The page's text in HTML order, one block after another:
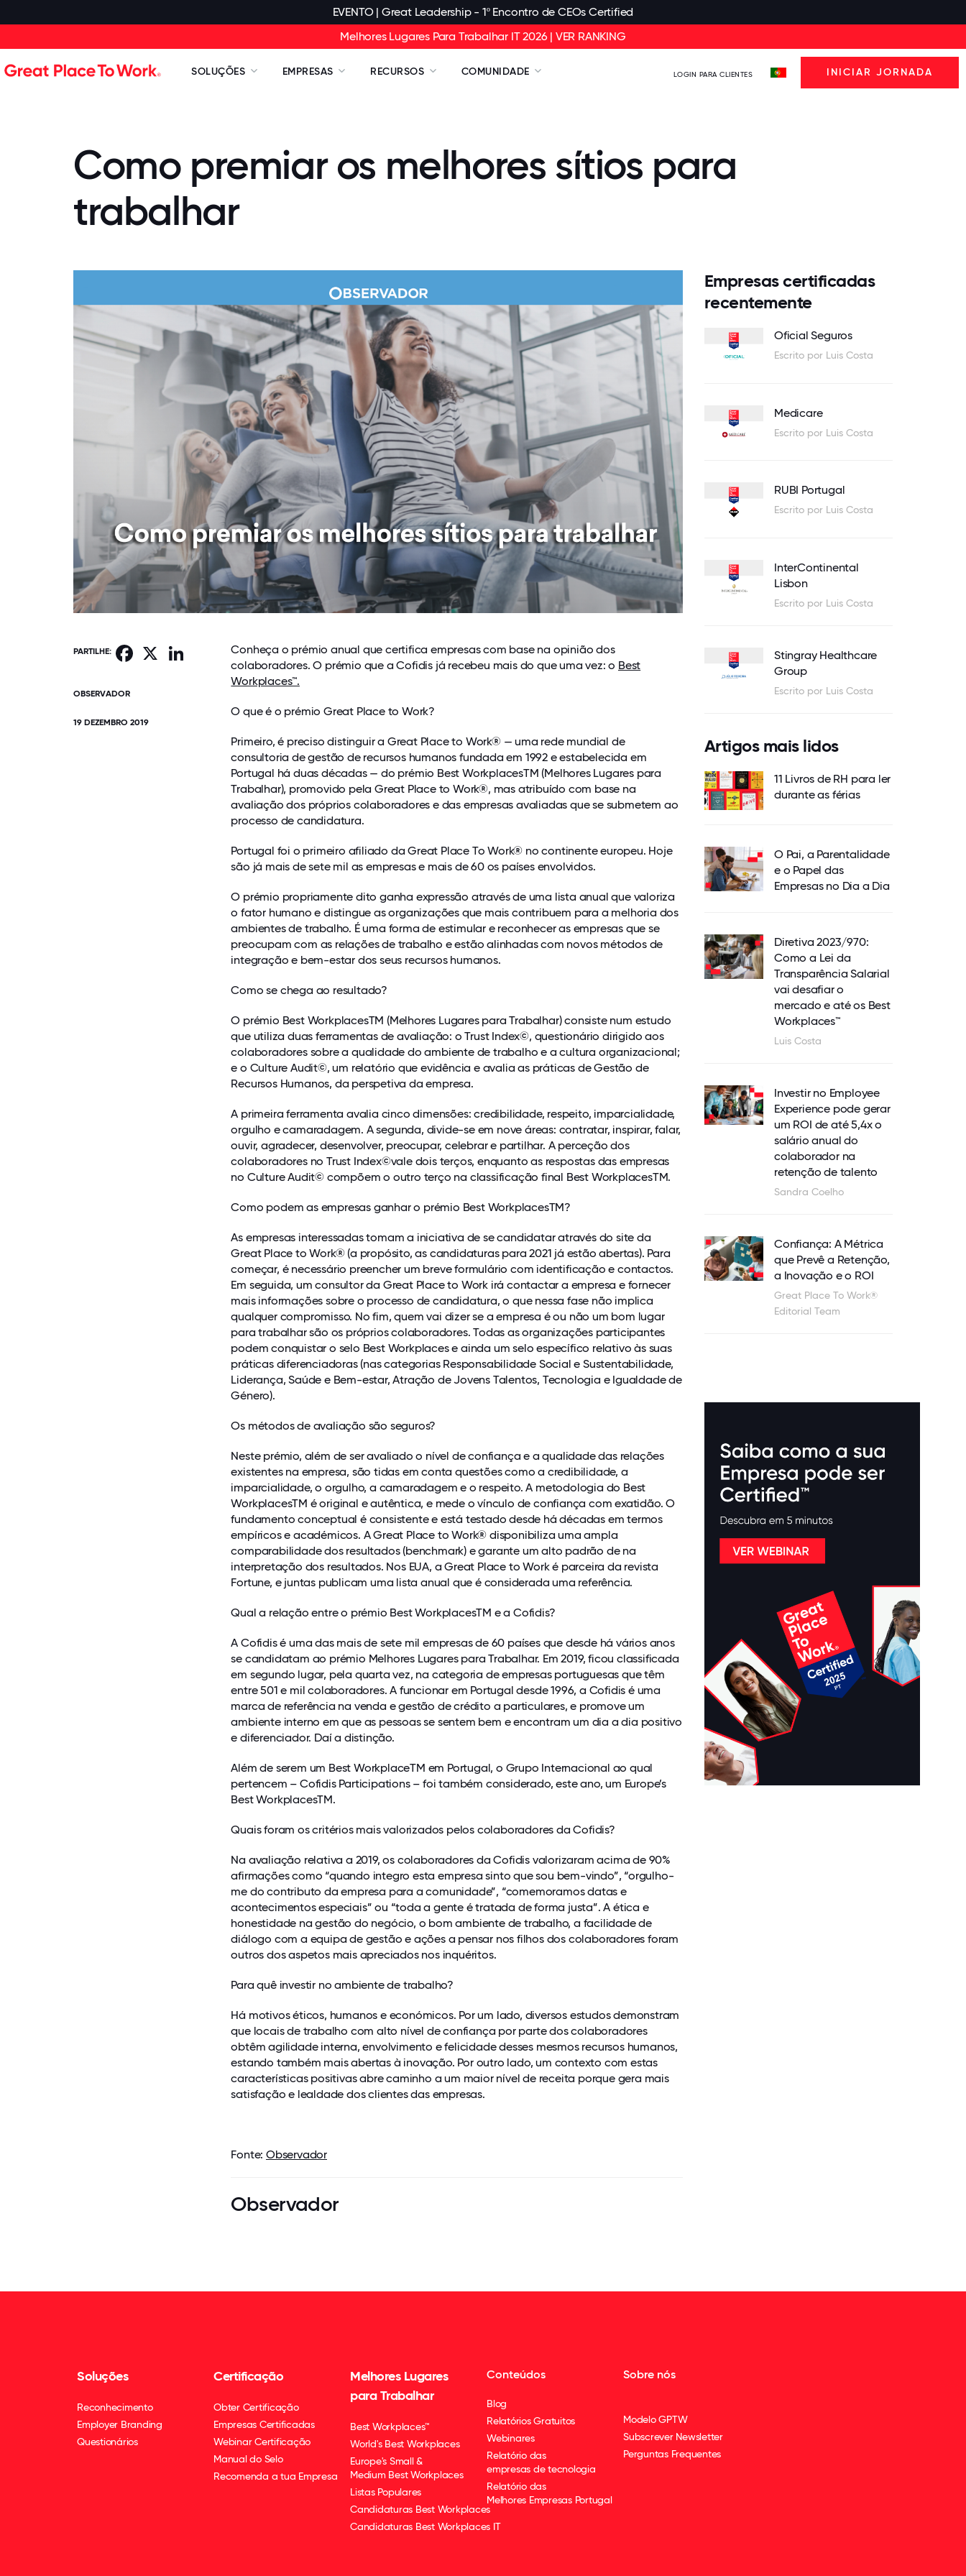
EVENTO | Great Leadership - 1º Encontro de CEOs Certified
Melhores Lugares Para Trabalhar IT 2026 | VER RANKING
SOLUÇÕES EMPRESAS RECURSOS COMUNIDADE LOGIN PARA CLIENTES INICIAR JORNADA
Como premiar os melhores sítios para
trabalhar
PARTILHE: Facebook
OBSERVADOR
19 DEZEMBRO 2019
Conheça o prémio anual que certifica empresas com base na opinião dos
colaboradores. O prémio que a Cofidis já recebeu mais do que uma vez: o Best
Workplaces™.
O que é o prémio Great Place to Work?
Primeiro, é preciso distinguir a Great Place to Work® — uma rede mundial de
consultoria de gestão de recursos humanos fundada em 1992 e estabelecida em
Portugal há duas décadas — do prémio Best WorkplacesTM (Melhores Lugares para
Trabalhar), promovido pela Great Place to Work®, mas atribuído com base na
avaliação dos próprios colaboradores e das empresas avaliadas que se submetem ao
processo de candidatura.
Portugal foi o primeiro afiliado da Great Place To Work® no continente europeu. Hoje
são já mais de sete mil as empresas e mais de 60 os países envolvidos.
O prémio propriamente dito ganha expressão através de uma lista anual que valoriza
o fator humano e distingue as organizações que mais contribuem para a melhoria dos
ambientes de trabalho. É uma forma de estimular e reconhecer as empresas que se
preocupam com as relações de trabalho e estão alinhadas com novos métodos de
integração e bem-estar dos seus recursos humanos.
Como se chega ao resultado?
O prémio Best WorkplacesTM (Melhores Lugares para Trabalhar) consiste num estudo
que utiliza duas ferramentas de avaliação: o Trust Index©, questionário dirigido aos
colaboradores sobre a qualidade do ambiente de trabalho e a cultura organizacional;
e o Culture Audit©, um relatório que evidência e avalia as práticas de Gestão de
Recursos Humanos, da perspetiva da empresa.
A primeira ferramenta avalia cinco dimensões: credibilidade, respeito, imparcialidade,
orgulho e camaradagem. A segunda, divide-se em nove áreas: contratar, inspirar, falar,
ouvir, agradecer, desenvolver, preocupar, celebrar e partilhar. A perceção dos
colaboradores no Trust Index©vale dois terços, enquanto as respostas das empresas
no Culture Audit© compõem o outro terço na classificação final Best WorkplacesTM.
Como podem as empresas ganhar o prémio Best WorkplacesTM?
As empresas interessadas tomam a iniciativa de se candidatar através do site da
Great Place to Work® (a propósito, as candidaturas para 2021 já estão abertas). Para
começar, é necessário preencher um breve formulário com identificação e contactos.
Em seguida, um consultor da Great Place to Work irá contactar a empresa e fornecer
mais informações sobre o processo de candidatura, o que nessa fase não implica
qualquer compromisso. No fim, quem vai dizer se a empresa é ou não um bom lugar
para trabalhar são os próprios colaboradores. Todas as organizações participantes
podem conquistar o selo Best Workplaces e ainda um selo específico relativo às suas
práticas diferenciadoras (nas categorias Responsabilidade Social e Sustentabilidade,
Liderança, Saúde e Bem-estar, Atração de Jovens Talentos, Tecnologia e Igualdade de
Género).
Os métodos de avaliação são seguros?
Neste prémio, além de ser avaliado o nível de confiança e a qualidade das relações
existentes na empresa, são tidas em conta questões como a credibilidade, a
imparcialidade, o orgulho, a camaradagem e o respeito. A metodologia do Best
WorkplacesTM é original e autêntica, e mede o vínculo de confiança com exatidão. O
fundamento conceptual é consistente e está testado desde há décadas em termos
empíricos e académicos. A Great Place to Work® disponibiliza uma ampla
comparabilidade dos resultados (benchmark) e garante um alto padrão de na
interpretação dos resultados. Nos EUA, a Great Place to Work é parceira da revista
Fortune, e juntas publicam uma lista anual que é considerada uma referência.
Qual a relação entre o prémio Best WorkplacesTM e a Cofidis?
A Cofidis é uma das mais de sete mil empresas de 60 países que desde há vários anos
se candidatam ao prémio Melhores Lugares para Trabalhar. Em 2019, ficou classificada
em segundo lugar, pela quarta vez, na categoria de empresas portuguesas que têm
entre 501 e mil colaboradores. A funcionar em Portugal desde 1996, a Cofidis é uma
marca de referência na venda e gestão de crédito a particulares, e promove um
ambiente interno em que as pessoas se sentem bem e encontram um dia a dia positivo
e diferenciador. Daí a distinção.
Além de serem um Best WorkplaceTM em Portugal, o Grupo Internacional ao qual
pertencem – Cofidis Participations – foi também considerado, este ano, um Europe’s
Best WorkplacesTM.
Quais foram os critérios mais valorizados pelos colaboradores da Cofidis?
Na avaliação relativa a 2019, os colaboradores da Cofidis valorizaram acima de 90%
afirmações como “quando integro esta empresa sinto que sou bem-vindo”, “orgulho-
me do contributo da empresa para a comunidade”, “comemoramos datas e
acontecimentos especiais” ou “toda a gente é tratada de forma justa”. A ética e
honestidade na gestão do negócio, o bom ambiente de trabalho, a facilidade de
diálogo com a equipa de gestão e ações a pensar nos filhos dos colaboradores foram
outros dos aspetos mais apreciados nos inquéritos.
Para quê investir no ambiente de trabalho?
Há motivos éticos, humanos e económicos. Por um lado, diversos estudos demonstram
que locais de trabalho com alto nível de confiança por parte dos colaboradores
obtêm agilidade interna, envolvimento e felicidade desses mesmos recursos humanos,
estando também mais abertas à inovação. Por outro lado, um contexto com estas
características positivas abre caminho a um maior nível de receita porque gera mais
satisfação e lealdade dos clientes das empresas.
Fonte: Observador
Observador
Empresas certificadas
recentemente
Oficial Seguros
Escrito por Luis Costa
Medicare
Escrito por Luis Costa
RUBI Portugal
Escrito por Luis Costa
InterContinental
Lisbon
Escrito por Luis Costa
Stingray Healthcare
Group
Escrito por Luis Costa
Artigos mais lidos
11 Livros de RH para ler
durante as férias
O Pai, a Parentalidade
e o Papel das
Empresas no Dia a Dia
Diretiva 2023/970:
Como a Lei da
Transparência Salarial
vai desafiar o
mercado e até os Best
Workplaces™
Luis Costa
Investir no Employee
Experience pode gerar
um ROI de até 5,4x o
salário anual do
colaborador na
retenção de talento
Sandra Coelho
Confiança: A Métrica
que Prevê a Retenção,
a Inovação e o ROI
Great Place To Work®
Editorial Team
Soluções
Reconhecimento
Employer Branding
Questionários
Certificação
Obter Certificação
Empresas Certificadas
Webinar Certificação
Manual do Selo
Recomenda a tua Empresa
Melhores Lugares
para Trabalhar
Best Workplaces™
World's Best Workplaces
Europe's Small &
Medium Best Workplaces
Listas Populares
Candidaturas Best Workplaces
Candidaturas Best Workplaces IT
Conteúdos
Blog
Relatórios Gratuitos
Webinares
Relatório das
empresas de tecnologia
Relatório das
Melhores Empresas Portugal
Sobre nós
Modelo GPTW
Subscrever Newsletter
Perguntas Frequentes